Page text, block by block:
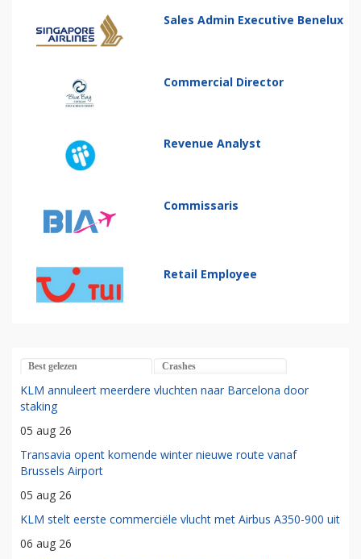
Sales Admin Executive Benelux
Commercial Director
Revenue Analyst
Commissaris
Retail Employee
Best gelezen Crashes
KLM annuleert meerdere vluchten naar Barcelona door
staking
05 aug 26
Transavia opent komende winter nieuwe route vanaf
Brussels Airport
05 aug 26
KLM stelt eerste commerciële vlucht met Airbus A350-900 uit
06 aug 26